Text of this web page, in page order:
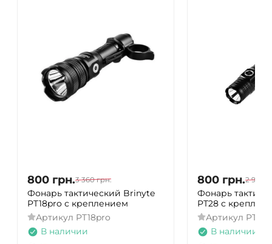
800 грн.3 360 грн.
Фонарь тактический Brinyte
PT18pro с креплением
Артикул PT18pro
В наличии
800 грн.2 980
Фонарь
PT28 с
Артикул PT28
В наличии